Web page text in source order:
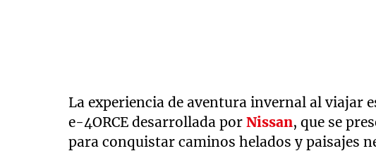
La experiencia de aventura invernal al viajar
e-4ORCE desarrollada porNissan, que se
para conquistar caminos helados y paisajes